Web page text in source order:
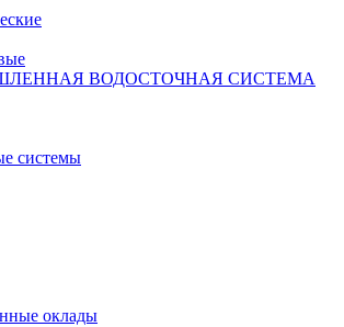
ВОДОСТОЧНАЯ СИСТЕМА
системы
оклады